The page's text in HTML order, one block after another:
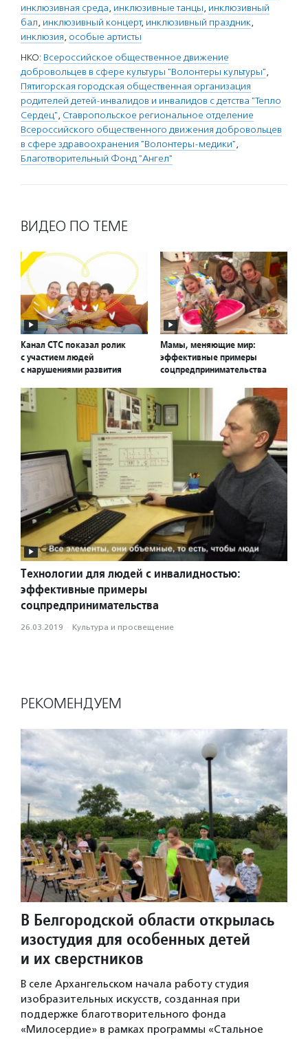
инклюзивная среда, инклюзивные танцы, инклюзивный
бал, инклюзивный концерт, инклюзивный праздник,
инклюзия, особые артисты
НКО: Всероссийское общественное движение
добровольцев в сфере культуры "Волонтеры культуры",
Пятигорская городская общественная организация
родителей детей-инвалидов и инвалидов с детства "Тепло
Сердец", Ставропольское региональное отделение
Всероссийского общественного движения добровольцев
в сфере здравоохранения "Волонтеры-медики",
Благотворительный Фонд "Ангел"
ВИДЕО ПО ТЕМЕ
Канал СТС показал ролик
с участием людей
с нарушениями развития
Мамы, меняющие мир:
эффективные примеры
соцпредпринимательства
Технологии для людей с инвалидностью:
эффективные примеры
соцпредпринимательства
26.03.2019 · Культура и просвещение
РЕКОМЕНДУЕМ
В Белгородской области открылась
изостудия для особенных детей
и их сверстников
В селе Архангельском начала работу студия
изобразительных искусств, созданная при
поддержке благотворительного фонда
«Милосердие» в рамках программы «Стальное